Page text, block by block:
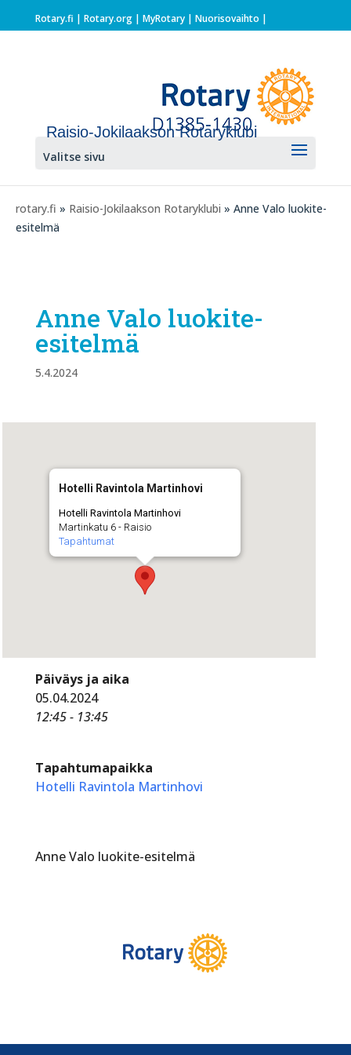
Rotary.fi | Rotary.org| MyRotary | Nuorisovaihto |
Raisio-Jokilaakson Rotaryklubi
Valitse sivu
rotary.fi » Raisio-Jokilaakson Rotaryklubi » Anne Valo luokite-
esitelmä
Anne Valo luokite-
esitelmä
5.4.2024
Hotelli Ravintola Martinhovi
Hotelli Ravintola Martinhovi
Martinkatu 6 - Raisio
Tapahtumat
Päiväys ja aika
05.04.2024
12:45 - 13:45
Tapahtumapaikka
Hotelli Ravintola Martinhovi
Anne Valo luokite-esitelmä